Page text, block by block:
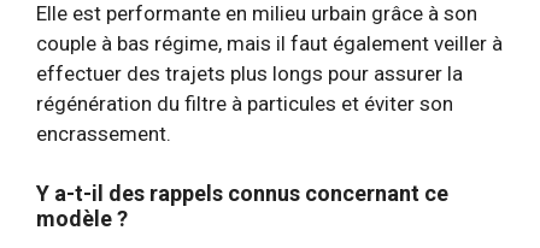
Elle est performante en milieu urbain grâce à son
couple à bas régime, mais il faut également veiller à
effectuer des trajets plus longs pour assurer la
régénération du filtre à particules et éviter son
encrassement.
Y a-t-il des rappels connus concernant ce
modèle ?